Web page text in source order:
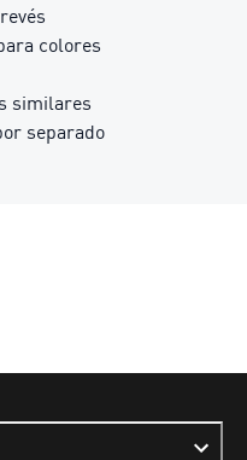
colores
similares
separado